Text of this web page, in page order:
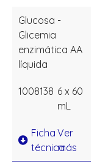
Glucosa -
Glicemia
enzimática AA
líquida
1008138 6 x 60
mL
Ficha
técnica
Ver
más